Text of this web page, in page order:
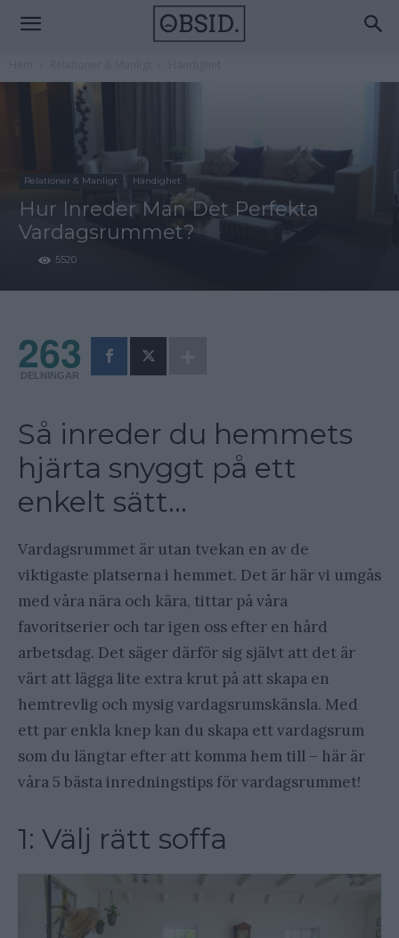
Relationer & Manligt Händighet
Hur Inreder Man Det Perfekta
Vardagsrummet?
5520
263
DELNINGAR
Så inreder du hemmets
hjärta snyggt på ett
enkelt sätt…
Vardagsrummet är utan tvekan en av de
viktigaste platserna i hemmet. Det är här vi umgås
med våra nära och kära, tittar på våra
favoritserier och tar igen oss efter en hård
arbetsdag. Det säger därför sig självt att det är
värt att lägga lite extra krut på att skapa en
hemtrevlig och mysig vardagsrumskänsla. Med
ett par enkla knep kan du skapa ett vardagsrum
som du längtar efter att komma hem till – här är
våra 5 bästa inredningstips för vardagsrummet!
1: Välj rätt soffa